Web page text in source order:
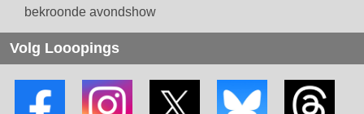
bekroonde avondshow
Volg Looopings